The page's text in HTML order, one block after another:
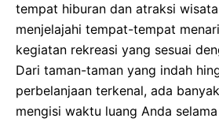
tempat hiburan dan atraksi
menjelajahi tempat-tempat
kegiatan rekreasi yang sesuai
Dari taman-taman yang indah
perbelanjaan terkenal, ada
mengisi waktu luang Anda